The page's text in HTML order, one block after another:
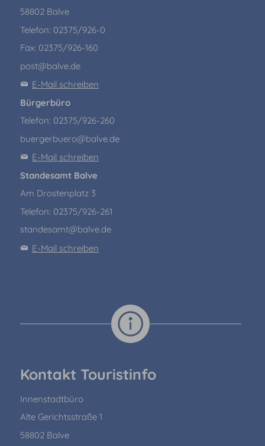
58802 Balve
Telefon: 02375/926-0
Fax: 02375/926-160
post@balve.de
E-Mail schreiben
Bürgerbüro
Telefon: 02375/926-260
buergerbuero@balve.de
E-Mail schreiben
Standesamt Balve
Am Drostenplatz 3
Telefon: 02375/926-261
standesamt@balve.de
E-Mail schreiben
Kontakt Touristinfo
Innenstadtbüro
Alte Gerichtsstraße 1
58802 Balve